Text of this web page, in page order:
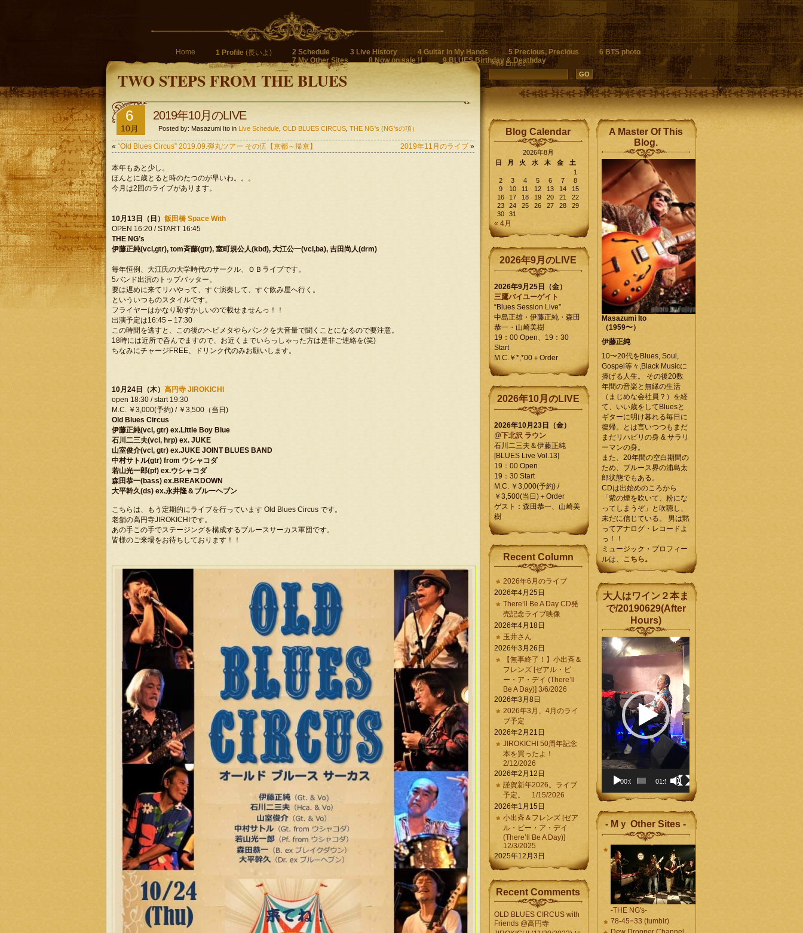
Home 1 Profile (長いよ) 2 Schedule 3 Live History 4 Guitar In My Hands 5 Precious, Precious
6 BTS photo
7 My Other Sites
8 Now on sale !! 9 BLUES Birthday & Deathday
TWO STEPS FROM THE BLUES
Find Entries
6
10月
2019年10月のLIVE
Posted by: Masazumi Ito in Live Schedule OLD BLUES CIRCUS THE NG's (NG'sの項）
« “Old Blues Circus” 2019.09.弾丸ツアー その伍【京都～帰京】 2019年11月のライブ »
本年もあと少し。
ほんとに歳とると時のたつのが早いわ。。。
今月は2回のライブがあります。
10月13日（日） 飯田橋 Space With
OPEN 16:20 / START 16:45
THE NG’s
伊藤正純(vcl,gtr), tom斉藤(gtr), 室町規公人(kbd), 大江公一(vcl,ba), 吉田尚人(drm)
毎年恒例、大江氏の大学時代のサークル、ＯＢライブです。
5バンド出演のトップバッター。
要は遅めに来てリハやって、すぐ演奏して、すぐ飲み屋へ行く。
といういつものスタイルです。
フライヤーはかなり恥ずかしいので載せませんっ！！
出演予定は16:45 – 17:30
この時間を逃すと、この後のヘビメタやらパンクを大音量で聞くことになるので要注意。
18時には近所で呑んでますので、お近くまでいらっしゃった方は是非ご連絡を(笑)
ちなみにチャージFREE、ドリンク代のみお願いします。
10月24日（木） 高円寺 JIROKICHI
open 18:30 / start 19:30
M.C. ￥3,000(予約) / ￥3,500（当日)
Old Blues Circus
伊藤正純(vcl, gtr) ex.Little Boy Blue
石川二三夫(vcl, hrp) ex. JUKE
山室俊介(vcl, gtr) ex.JUKE JOINT BLUES BAND
中村サトル(gtr) from ウシャコダ
若山光一郎(pf) ex.ウシャコダ
森田恭一(bass) ex.BREAKDOWN
大平幹久(ds) ex.永井隆＆ブルーヘブン
こちらは、もう定期的にライブを行っています Old Blues Circus です。
老舗の高円寺JIROKICHIです。
あの手この手でステージングを構成するブルースサーカス軍団です。
皆様のご来場をお待ちしております！！
Blog Calendar
2026年8月
日
月 火 水 木 金
土
1
2
3 4 5 6 7
8
9
10 11 12 13 14
15
16
17 18 19 20 21
22
23
24 25 26 27 28
29
30
31
« 4月
2026年9月のLIVE
2026年9月25日（金）
三鷹バイユーゲイト
“Blues Session Live”
中島正雄・伊藤正純・森田
恭一・山崎美樹
19：00 Open、19：30
Start
M.C.￥*,*00＋Order
2026年10月のLIVE
2026年10月23日（金）
@下北沢 ラウン
石川二三夫＆伊藤正純
[BLUES Live Vol.13]
19：00 Open
19：30 Start
M.C. ￥3,000(予約) /
￥3,500(当日)＋Order
ゲスト：森田恭一、山崎美
樹
Recent Column
2026年6月のライブ
2026年4月25日
There’ll Be A Day CD発
売記念ライブ映像
2026年4月18日
玉井さん
2026年3月26日
【無事終了！】小出斉＆
フレンズ [ゼアル・ビ
ー・ア・デイ (There’ll
Be A Day)] 3/6/2026
2026年3月8日
2026年3月、4月のライ
ブ予定
2026年2月21日
JIROKICHI 50周年記念
本を買ったよ！
2/12/2026
2026年2月12日
謹賀新年2026。ライブ
予定。 1/15/2026
2026年1月15日
小出斉＆フレンズ [ゼア
ル・ビー・ア・デイ
(There’ll Be A Day)]
12/3/2025
2025年12月3日
Recent Comments
OLD BLUES CIRCUS with
Friends @高円寺
A Master Of This
Blog.
Masazumi Ito
（1959〜）
伊藤正純
10〜20代をBlues, Soul,
Gospel等々,Black Musicに
捧げる人生。 その後20数
年間の音楽と無縁の生活
（まじめな会社員？）を経
て、いい歳をしてBluesと
ギターに明け暮れる毎日に
復帰。とは言いつつもまだ
まだリハビリの身 & サラリ
ーマンの身。
また、20年間の空白期間の
ため、ブルース界の浦島太
郎状態でもある。
CDは出始めのころから
「紫の煙を吹いて、粉にな
ってしまうぞ」と吹聴し、
未だに信じている。 男は黙
ってアナログ・レコードよ
っ！！
ミュージック・プロフィー
ルは、 こちら。
大人はワイン２本ま
で/20190629(After
Hours)
動
画
レ
ー
ヤ
ー
00:00 01:58
- Mｙ Other Sites -
-THE NG's-
78-45=33 (tumblr)